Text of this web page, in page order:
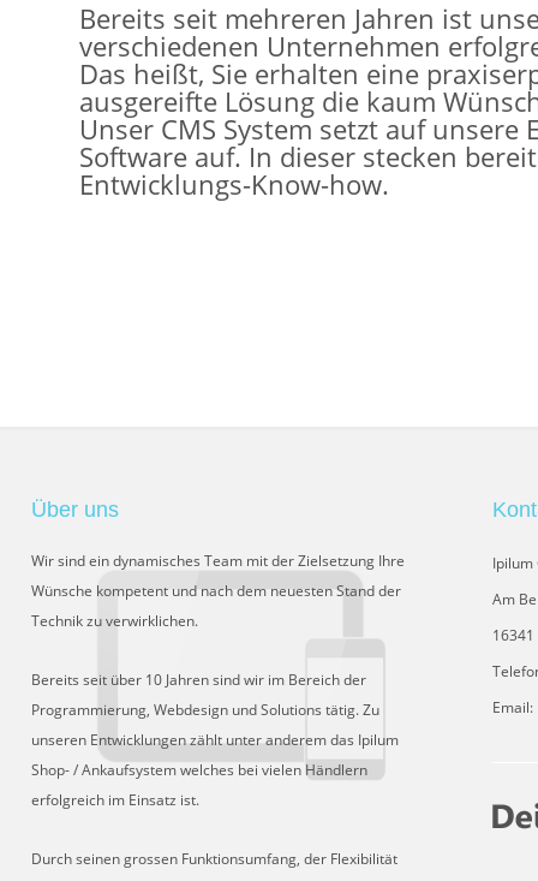
Bereits seit mehreren Jahren ist
verschiedenen Unternehmen
Das heißt, Sie erhalten eine
ausgereifte Lösung die kaum
Unser CMS System setzt auf unsere
Software auf. In dieser stecken
Entwicklungs-Know-how.
Über uns
Wir sind ein dynamisches Team mit der Zielsetzung Ihre
Wünsche kompetent und nach dem neuesten Stand der
Technik zu verwirklichen.
Bereits seit über 10 Jahren sind wir im Bereich der
Programmierung, Webdesign und Solutions tätig. Zu
unseren Entwicklungen zählt unter anderem das Ipilum
Shop- / Ankaufsystem welches bei vielen Händlern
erfolgreich im Einsatz ist.
Durch seinen grossen Funktionsumfang, der Flexibilität
Ipilum
Am